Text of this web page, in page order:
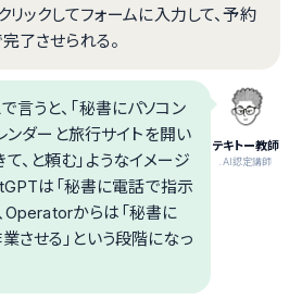
リックしてフォームに入力して、予約
了させられる。
テキトー教師
.AI認定講師
言うと、「秘書にパソコン
ンダーと旅行サイトを開い
、と頼む」ようなイメージ
は「秘書に電話で指示
Operatorからは「秘書に
させる」という段階になっ